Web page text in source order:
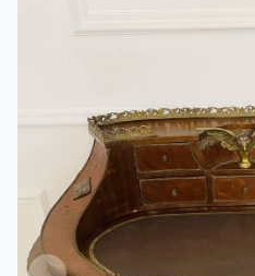
ПОДАРКИ
ЭКСКУРСИИ
РЕСТАВРАЦИЯ
КУРСЫ ПО РЕСТАВРАЦИИ